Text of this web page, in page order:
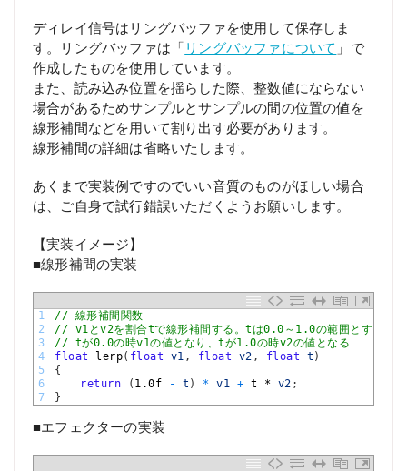
ディレイ信号はリングバッファを使用して保存しま
す。リングバッファは「 リングバッファについて 」で
作成したものを使用しています。
また、読み込み位置を揺らした際、整数値にならない
場合があるためサンプルとサンプルの間の位置の値を
線形補間などを用いて割り出す必要があります。
線形補間の詳細は省略いたします。
あくまで実装例ですのでいい音質のものがほしい場合
は、ご自身で試行錯誤いただくようお願いします。
【実装イメージ】
■線形補間の実装
1
2
3
4
5
6
7
// 線形補間関数
// v1とv2を割合tで線形補間する。tは0.0～1.0の範囲とする
// tが0.0の時v1の値となり、tが1.0の時v2の値となる
float
lerp( float v1 , float v2 , float t )
{
return
( 1.0f - t ) * v1 + t * v2 ;
}
■エフェクターの実装